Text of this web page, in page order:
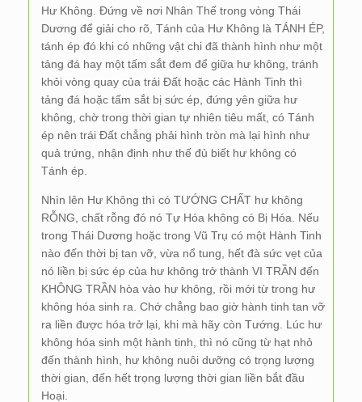
Hư Không. Đứng về nơi Nhân Thế trong vòng Thái
Dương để giải cho rõ, Tánh của Hư Không là TÁNH ÉP,
tánh ép đó khi có những vật chi đã thành hình như một
tảng đá hay một tấm sắt đem để giữa hư không, tránh
khỏi vòng quay của trái Đất hoặc các Hành Tinh thì
tảng đá hoặc tấm sắt bị sức ép, đứng yên giữa hư
không, chờ trong thời gian tự nhiên tiêu mất, có Tánh
ép nên trái Đất chẳng phải hình tròn mà lại hình như
quả trứng, nhận định như thế đủ biết hư không có
Tánh ép.
Nhìn lên Hư Không thì có TƯỚNG CHẤT hư không
RỖNG, chất rỗng đó nó Tự Hóa không có Bị Hóa. Nếu
trong Thái Dương hoặc trong Vũ Trụ có một Hành Tinh
nào đến thời bị tan vỡ, vừa nổ tung, hết đà sức vẹt của
nó liền bị sức ép của hư không trở thành VI TRẦN đến
KHÔNG TRẦN hòa vào hư không, rồi mới từ trong hư
không hóa sinh ra. Chớ chẳng bao giờ hành tinh tan vỡ
ra liền được hóa trở lại, khi mà hãy còn Tướng. Lúc hư
không hóa sinh một hành tinh, thì nó cũng từ hạt nhỏ
đến thành hình, hư không nuôi dưỡng có trọng lượng
thời gian, đến hết trọng lượng thời gian liền bắt đầu
Hoại.